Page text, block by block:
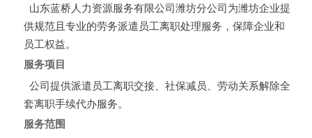
山东蓝桥人力资源服务有限公司潍坊分公司为潍坊企业提
供规范且专业的劳务派遣员工离职处理服务，保障企业和
员工权益。
服务项目
公司提供派遣员工离职交接、社保减员、劳动关系解除全
套离职手续代办服务。
服务范围